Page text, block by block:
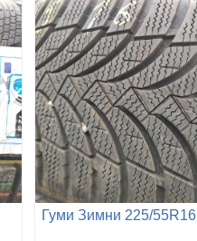
Гуми Зимни 225/55R16